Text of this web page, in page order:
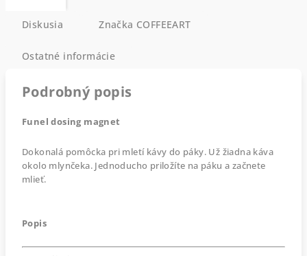
Diskusia Značka COFFEEART
Ostatné informácie
Podrobný popis
Funel dosing magnet
Dokonalá pomôcka pri mletí kávy do páky. Už žiadna káva
okolo mlynčeka. Jednoducho priložíte na páku a začnete
mlieť.
Popis